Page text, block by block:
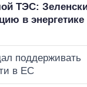
ТЭС:
в энергетике
поддерживать
в ЕС